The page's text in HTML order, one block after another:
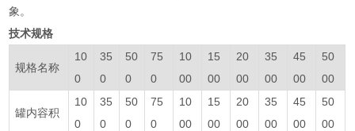
象。
技术规格
规格名称
10
0
35
0
50
0
75
0
10
00
15
00
20
00
35
00
45
00
50
00
罐内容积
10
0
35
0
50
0
75
0
10
00
15
00
20
00
35
00
45
00
50
00